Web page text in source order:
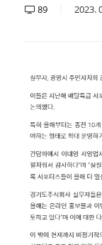
89
2023.